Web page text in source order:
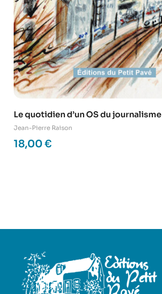
Le quotidien d’un OS du journalisme
Jean-Pierre Raison
18,00 €